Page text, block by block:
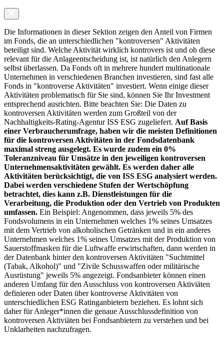
Die Informationen in dieser Sektion zeigen den Anteil von Firmen
im Fonds, die an unterschiedlichen "kontroversen" Aktivitäten
beteiligt sind. Welche Aktivität wirklich kontrovers ist und ob diese
relevant für die Anlageentscheidung ist, ist natürlich den Anlegern
selbst überlassen. Da Fonds oft in mehrere hundert multinationale
Unternehmen in verschiedenen Branchen investieren, sind fast alle
Fonds in "kontroverse Aktivitäten" investiert. Wenn einige dieser
Aktivitäten problematisch für Sie sind, können Sie Ihr Investment
entsprechend ausrichten. Bitte beachten Sie: Die Daten zu
kontroversen Aktivitäten werden zum Großteil von der
Nachhaltigkeits-Rating-Agentur ISS ESG zugeliefert. Auf Basis
einer Verbraucherumfrage, haben wir die meisten Definitionen
für die kontroversen Aktivitäten in der Fondsdatenbank
maximal streng ausgelegt. Es wurde zudem ein 0%
Toleranzniveau für Umsätze in den jeweiligen kontroversen
Unternehmensaktivitäten gewählt. Es werden daher alle
Aktivitäten berücksichtigt, die von ISS ESG analysiert werden.
Dabei werden verschiedene Stufen der Wertschöpfung
betrachtet, dies kann z.B. Dienstleistungen für die
Verarbeitung, die Produktion oder den Vertrieb von Produkten
umfassen. Ein Beispiel: Angenommen, dass jeweils 5% des
Fondsvolumens in ein Unternehmen welches 1% seines Umsatzes
mit dem Vertrieb von alkoholischen Getränken und in ein anderes
Unternehmen welches 1% seines Umsatzes mit der Produktion von
Sauerstoffmasken für die Luftwaffe erwirtschaften, dann werden in
der Datenbank hinter den kontroversen Aktivitäten "Suchtmittel
(Tabak, Alkohol)" und "Zivile Schusswaffen oder militärische
Ausrüstung" jeweils 5% angezeigt. Fondsanbieter können einen
anderen Umfang für den Ausschluss von kontroversen Aktiviäten
definieren oder Daten über kontroverse Aktivitäten von
unterschiedlichen ESG Ratinganbietern beziehen. Es lohnt sich
daher für Anleger*innen die genaue Ausschlussdefinition von
kontroversen Aktiviäten bei Fondsanbietern zu verstehen und bei
Unklarheiten nachzufragen.